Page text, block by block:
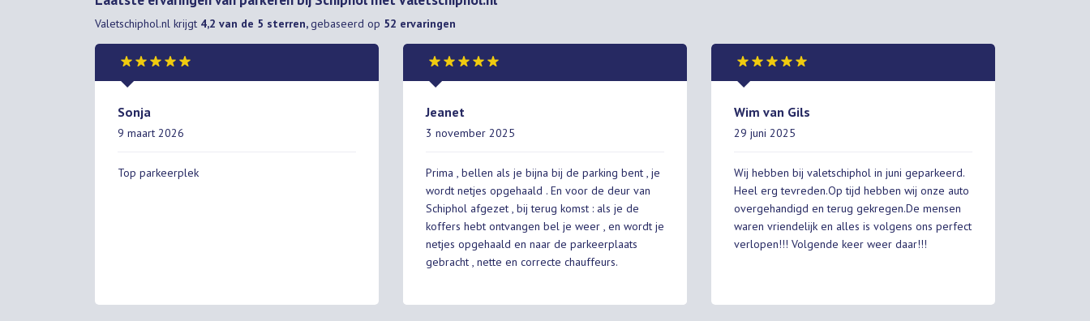
Valetschiphol.nl krijgt 4,2 van de 5 sterren,gebaseerd op 52 ervaringen
Sonja
9 maart 2026
Top parkeerplek
Jeanet
3 november 2025
Prima , bellen als je bijna bij de parking bent , je
wordt netjes opgehaald . En voor de deur van
Schiphol afgezet , bij terug komst : als je de
koffers hebt ontvangen bel je weer , en wordt je
netjes opgehaald en naar de parkeerplaats
gebracht , nette en correcte chauffeurs.
Wim van Gils
29 juni 2025
Wij hebben bij valetschiphol in juni geparkeerd.
Heel erg tevreden.Op tijd hebben wij onze auto
overgehandigd en terug gekregen.De mensen
waren vriendelijk en alles is volgens ons perfect
verlopen!!! Volgende keer weer daar!!!